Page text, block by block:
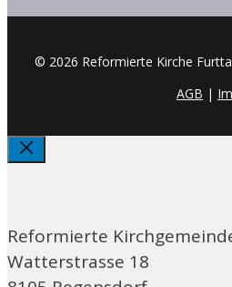
© 2026 Reformierte Kirche
AGB |
Schliessen
Reformierte
Watterstrasse 18